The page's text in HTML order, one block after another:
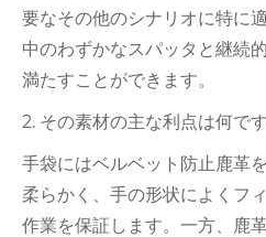
要なその他のシナリオに特に
中のわずかなスパッタと継続
満たすことができます。
2. その素材の主な利点は何で
手袋にはベルベット防止鹿革
柔らかく、手の形状によくフ
作業を保証します。一方、鹿